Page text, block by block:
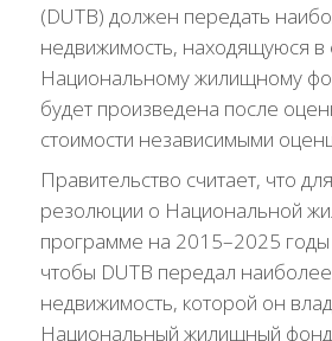
(DUTB) должен передать
недвижимость, находящуюся в
Национальному жилищному
будет произведена после
стоимости независимыми
Правительство считает, что
резолюции о Национальной
программе на 2015–2025
чтобы DUTB передал
недвижимость, которой он
Национальный жилищный фонд.